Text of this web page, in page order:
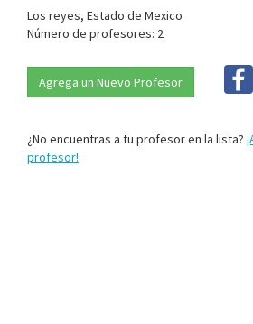
Los reyes, Estado de Mexico
Número de profesores: 2
Agrega un Nuevo Profesor
¿No encuentras a tu profesor en la lista?
profesor!